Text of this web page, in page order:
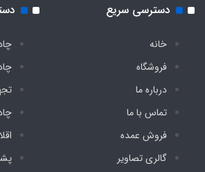
اسپانیایی
فنردار چترشو به همراه بند و قلاب
دسترسی سریع
خانه
فروشگاه
درباره ما
تماس با ما
فروش عمده
گالری تصاویر